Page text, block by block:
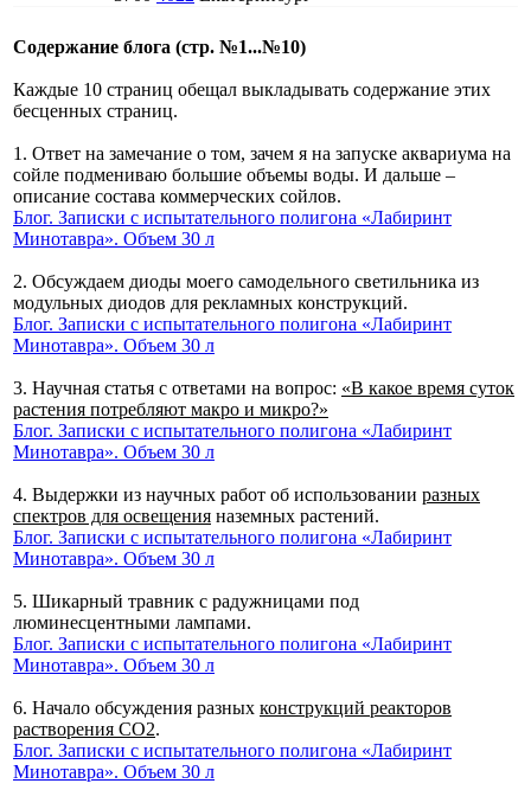
Содержание блога (стр. №1...№10)
Каждые 10 страниц обещал выкладывать содержание этих
бесценных страниц.
1. Ответ на замечание о том, зачем я на запуске аквариума на
сойле подмениваю большие объемы воды. И дальше –
описание состава коммерческих сойлов.
Блог. Записки с испытательного полигона «Лабиринт
Минотавра». Объем 30 л
2. Обсуждаем диоды моего самодельного светильника из
модульных диодов для рекламных конструкций.
Блог. Записки с испытательного полигона «Лабиринт
Минотавра». Объем 30 л
3. Научная статья с ответами на вопрос: «В какое время суток
растения потребляют макро и микро?»
Блог. Записки с испытательного полигона «Лабиринт
Минотавра». Объем 30 л
4. Выдержки из научных работ об использовании разных
спектров для освещения наземных растений.
Блог. Записки с испытательного полигона «Лабиринт
Минотавра». Объем 30 л
5. Шикарный травник с радужницами под
люминесцентными лампами.
Блог. Записки с испытательного полигона «Лабиринт
Минотавра». Объем 30 л
6. Начало обсуждения разных конструкций реакторов
растворения CO2.
Блог. Записки с испытательного полигона «Лабиринт
Минотавра». Объем 30 л